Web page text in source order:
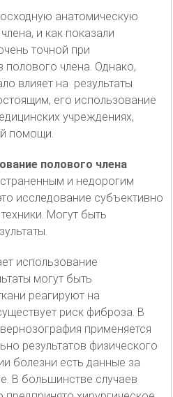
анатомическую
и как показали
точной при
члена. Однако,
влияет на результаты
его использование
учреждениях,
помощи.
полового члена
и недорогим
исследование субъективно
Могут быть
использование
могут быть
реагируют на
риск фиброза. В
применяется
результатов физического
болезни есть данные за
В большинстве случаев